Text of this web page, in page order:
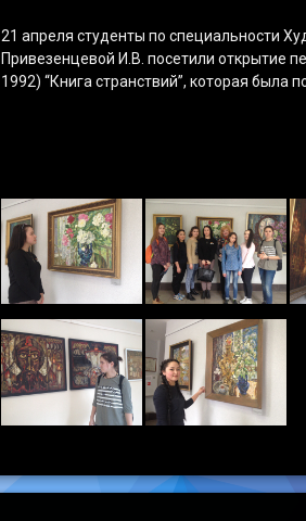
21 апреля студенты по специальности
Привезенцевой И.В. посетили открытие
1992) “Книга странствий”, которая